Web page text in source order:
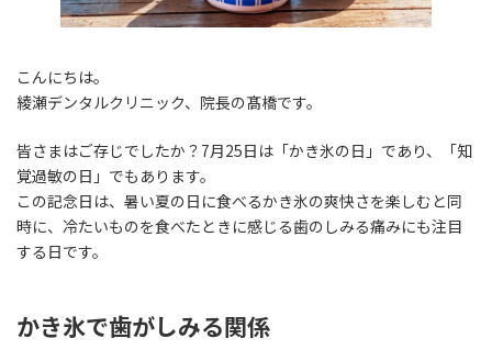
こんにちは。
綾瀬デンタルクリニック、院長の髙橋です。
皆さまはご存じでしたか？7月25日は「かき氷の日」であり、「知
覚過敏の日」でもあります。
この記念日は、暑い夏の日に食べるかき氷の爽快さを楽しむと同
時に、冷たいものを食べたときに感じる歯のしみる痛みにも注目
する日です。
かき氷で歯がしみる関係